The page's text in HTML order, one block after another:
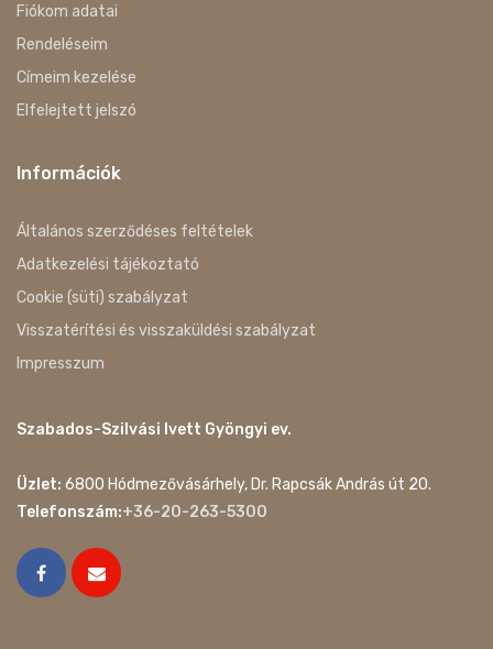
Fiókom adatai
Rendeléseim
Címeim kezelése
Elfelejtett jelszó
Információk
Általános szerződéses feltételek
Adatkezelési tájékoztató
Cookie (süti) szabályzat
Visszatérítési és visszaküldési szabályzat
Impresszum
Szabados-Szilvási Ivett Gyöngyi ev.
Üzlet: 6800 Hódmezővásárhely, Dr. Rapcsák András út 20.
Telefonszám:+36-20-263-5300